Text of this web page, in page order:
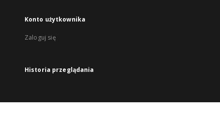
Konto użytkownika
Zaloguj się
Historia przeglądania